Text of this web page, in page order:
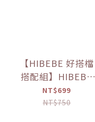
【HIBEBE 好搭檔
搭配組】HIBEBE
常溫大寶寶粥
*1+HIBEBE 無添加
NT$699
NT$750